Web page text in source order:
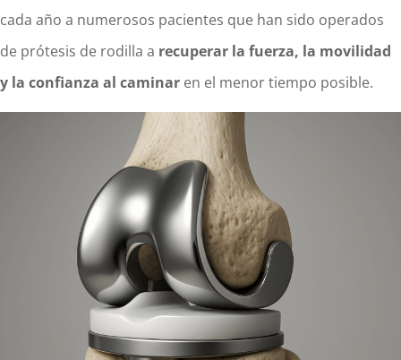
cada año a numerosos pacientes que han sido operados
de prótesis de rodilla a recuperar la fuerza, la movilidad
y la confianza al caminar en el menor tiempo posible.